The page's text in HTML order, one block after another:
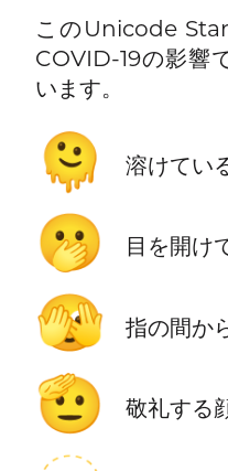
このUnicode
COVID-19の影響
います。
🫠 溶けてい
🫢 目を開け
🫣 指の間か
🫡 敬礼する